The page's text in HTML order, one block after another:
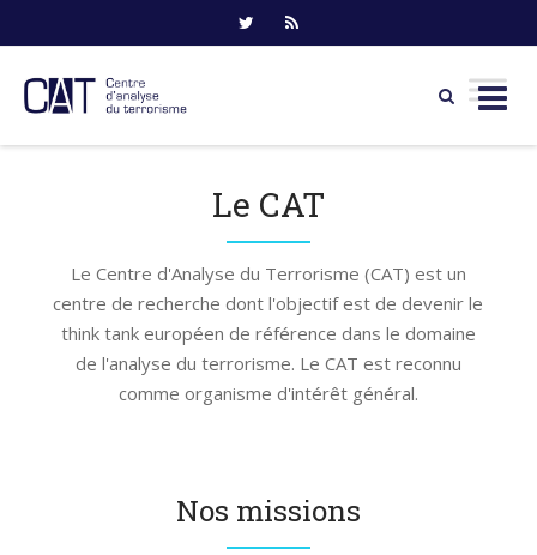
Le CAT
Le Centre d'Analyse du Terrorisme (CAT) est un
centre de recherche dont l'objectif est de devenir le
think tank européen de référence dans le domaine
de l'analyse du terrorisme. Le CAT est reconnu
comme organisme d'intérêt général.
Nos missions